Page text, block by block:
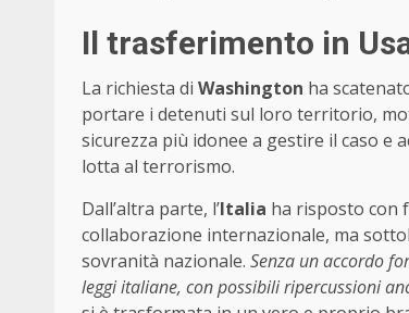
Il trasferimento in
La richiesta di Washington ha
portare i detenuti sul loro territorio,
sicurezza più idonee a gestire il caso e
lotta al terrorismo.
Dall’altra parte, l’Italia ha risposto con
collaborazione internazionale, ma
sovranità nazionale. Senza un accordo
leggi italiane, con possibili ripercussioni